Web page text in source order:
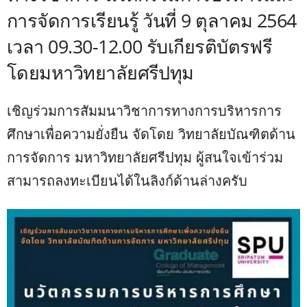
การจัดการเรียนรู้ วันที่ 9 ตุลาคม 2564
เวลา 09.30-12.00 รับเกียรติบัตรฟรี
โดยมหาวิทยาลัยศรีปทุม
เชิญร่วมการสัมมนาวิชาการทางการบริหารการ
ศึกษาเพื่อความยั่งยืน จัดโดย วิทยาลัยบัณฑิตด้าน
การจัดการ มหาวิทยาลัยศรีปทุม ผู้สนใจเข้าร่วม
สามารถลงทะเบียนได้ในลิงก์ด้านล่างครับ